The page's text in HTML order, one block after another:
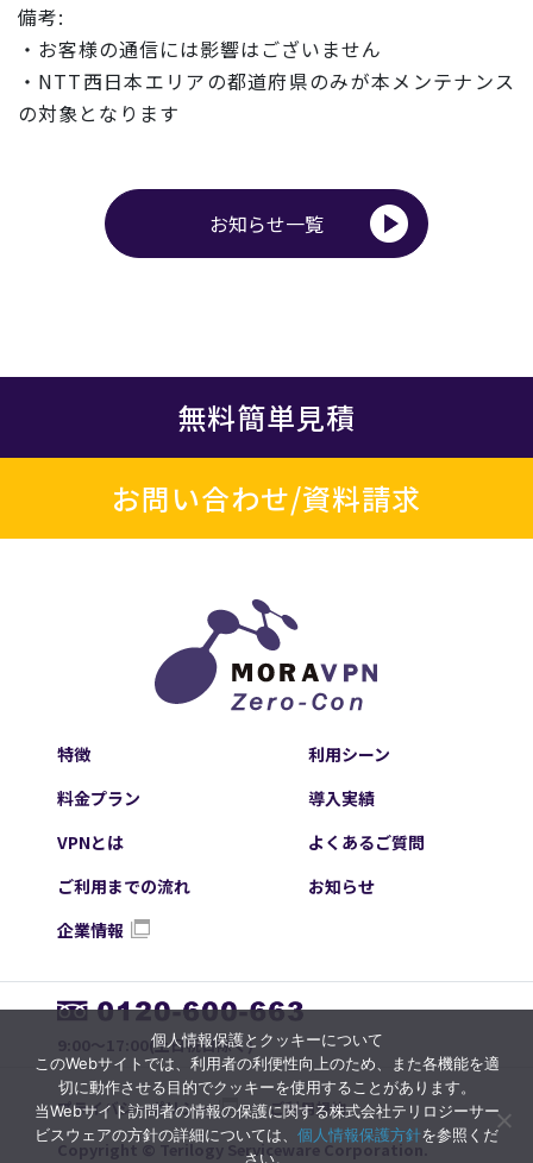
備考:
・お客様の通信には影響はございません
・NTT西日本エリアの都道府県のみが本メンテナンス
の対象とな ります
お知らせ一覧
無料簡単見積
お問い合わせ/資料請求
特徴
利用シーン
料金プラン
導入実績
VPNとは
よくあるご質問
ご利用までの流れ
お知らせ
企業情報
9:00～17:00(土日祝日除く)
Copyright © Terilogy Serviceware Corporation.
プライバシーポリシー ご利用規約
個人情報保護とクッキーについて
このWebサイトでは、利用者の利便性向上のため、また各機能を適
切に動作させる目的でクッキーを使用することがあります。
当Webサイト訪問者の情報の保護に関する株式会社テリロジーサー
ビスウェアの方針の詳細については、 個人情報保護方針を参照くだ
さい。